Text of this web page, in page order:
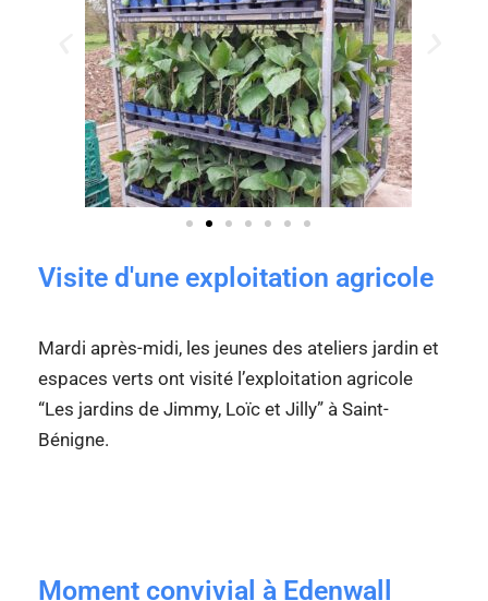
Visite d'une exploitation agricole
Mardi après-midi, les jeunes des ateliers jardin et
espaces verts ont visité l’exploitation agricole
“Les jardins de Jimmy, Loïc et Jilly” à Saint-
Bénigne.
Moment convivial à Edenwall